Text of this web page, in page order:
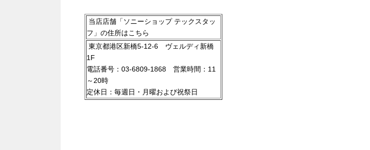
当店店舗「ソニーショップ テックスタッ
フ」の住所はこちら
東京都港区新橋5-12-6 ヴェルディ新橋
1F
電話番号：03-6809-1868 営業時間：11
～20時
定休日：毎週日・月曜および祝祭日